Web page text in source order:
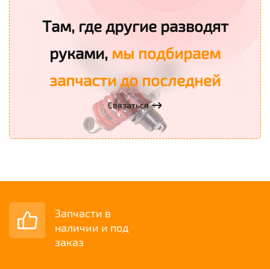
Там, где другие разводят
руками, мы подбираем
запчасти до последней
Связаться
Запчасти в
наличии и под
заказ